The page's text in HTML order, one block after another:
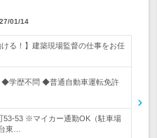
01/14
ける！】建築現場監督の仕事をお任
◆学歴不問 ◆普通自動車運転免許
53‐53 ※マイカー通勤OK（駐車場
東…